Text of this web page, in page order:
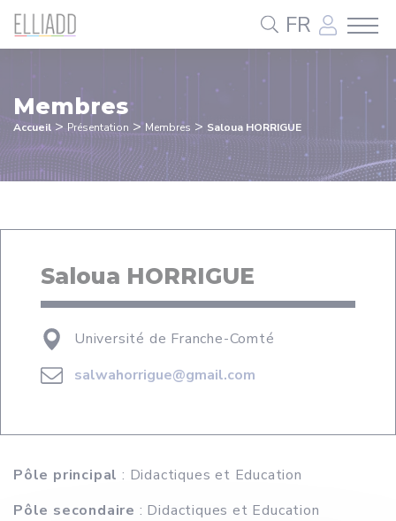
FR
Membres
Accueil > Présentation >Membres > Saloua HORRIGUE
Saloua HORRIGUE
Université de Franche-Comté
salwahorrigue@gmail.com
Pôle principal : Didactiques et Education
Pôle secondaire : Didactiques et Education
Panneau de gestion des cookies